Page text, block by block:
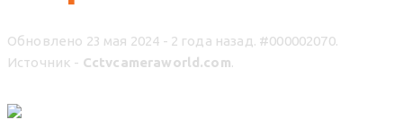
Обновлено 23 мая 2024 - 2 года назад. #000002070.
Источник - Cctvcameraworld.com.